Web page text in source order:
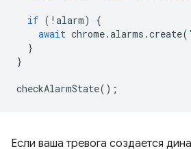
if ( ! alarm)
{
await chrome.alarms .create(
}
}
checkAlarmState();
Если ваша тревога создается